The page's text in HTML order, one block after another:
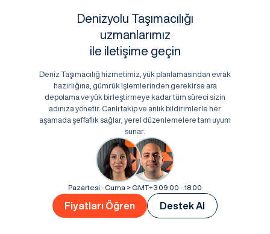
Denizyolu Taşımacılığı
uzmanlarımız
ile iletişime geçin
Deniz Taşımacılığ hizmetimiz, yük planlamasından evrak
hazırlığına, gümrük işlemlerinden gerekirse ara
depolama ve yük birleştirmeye kadar tüm süreci sizin
adınıza yönetir. Canlı takip ve anlık bildirimlerle her
aşamada şeffaflık sağlar, yerel düzenlemelere tam uyum
sunar.
Pazartesi - Cuma > GMT+3 09:00 - 18:00
Fiyatları Öğren Destek Al